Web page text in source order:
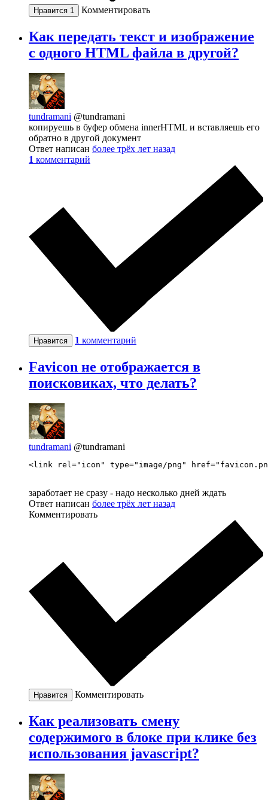
Нравится 1 Комментировать
Как передать текст и изображение
с одного HTML файла в другой?
tundramani @tundramani
копируешь в буфер обмена innerHTML и вставляешь его
обратно в другой документ
Ответ написан более трёх лет назад
1 комментарий
Нравится 1 комментарий
Favicon не отображается в
поисковиках, что делать?
tundramani @tundramani
<link rel="icon" type="image/png"
заработает не сразу - надо несколько дней ждать
Ответ написан более трёх лет назад
Комментировать
Нравится Комментировать
Как реализовать смену
содержимого в блоке при клике без
использования javascript?